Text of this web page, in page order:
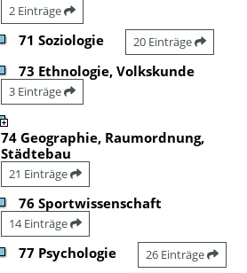
2 Einträge
71 Soziologie 20 Einträge
73 Ethnologie, Volkskunde
3 Einträge
74 Geographie, Raumordnung,
Städtebau
21 Einträge
76 Sportwissenschaft
14 Einträge
77 Psychologie 26 Einträge